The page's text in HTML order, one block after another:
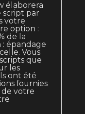
élaborera
script par
votre
option :
de la
épandage
Vous
que
les
ont été
fournies
de votre